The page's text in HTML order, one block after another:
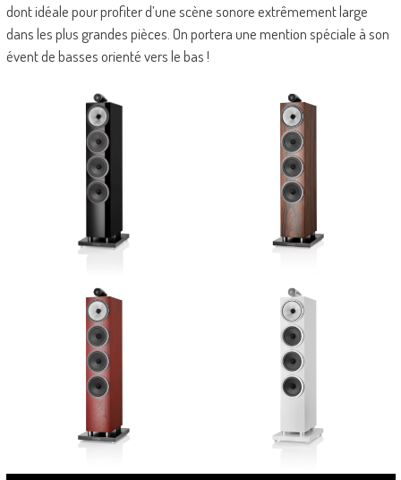
dont idéale pour profiter d’une scène sonore extrêmement large
dans les plus grandes pièces. On portera une mention spéciale à son
évent de basses orienté vers le bas !